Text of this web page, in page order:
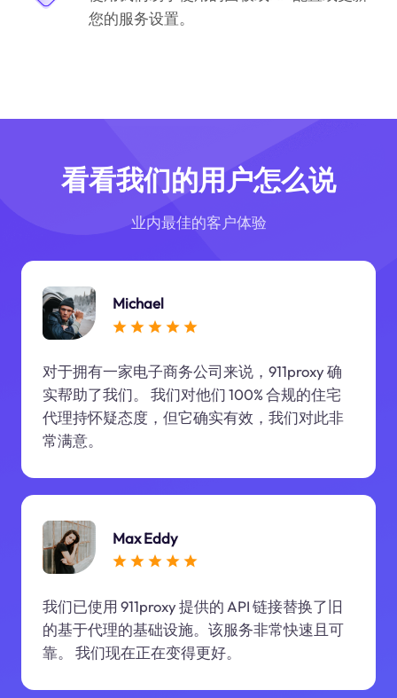
您的服务设置。
看看我们的用户怎么说
业内最佳的客户体验
Michael
对于拥有一家电子商务公司来说，911proxy 确
实帮助了我们。 我们对他们 100% 合规的住宅
代理持怀疑态度，但它确实有效，我们对此非
常满意。
Max Eddy
我们已使用 911proxy 提供的 API 链接替换了旧
的基于代理的基础设施。该服务非常快速且可
靠。 我们现在正在变得更好。